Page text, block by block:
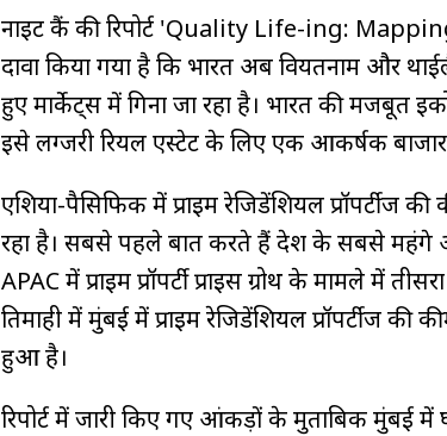
नाइट फ्रैंक की रिपोर्ट 'Quality Life-ing:
दावा किया गया है कि भारत अब वियतनाम और
हुए मार्केट्स में गिना जा रहा है। भारत की मजबूत
इसे लग्जरी रियल एस्टेट के लिए एक आकर्षक बाजार
एशिया-पैसिफिक में प्राइम रेजिडेंशियल प्रॉपर्टीज
रहा है। सबसे पहले बात करते हैं देश के सबसे महंगे
APAC में प्राइम प्रॉपर्टी प्राइस ग्रोथ के मामले में
तिमाही में मुंबई में प्राइम रेजिडेंशियल प्रॉपर्टीज की
हुआ है।
रिपोर्ट में जारी किए गए आंकड़ों के मुताबिक मुंबई में